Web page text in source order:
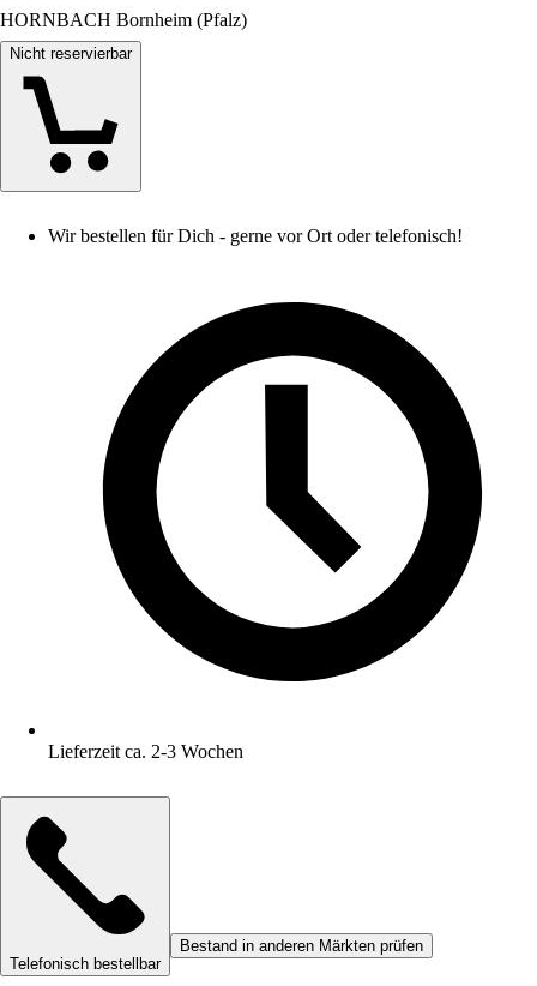
HORNBACH Bornheim (Pfalz)
Nicht reservierbar
Wir bestellen für Dich - gerne vor Ort oder telefonisch!
Lieferzeit ca. 2-3 Wochen
Telefonisch bestellbar
Bestand in anderen Märkten prüfen